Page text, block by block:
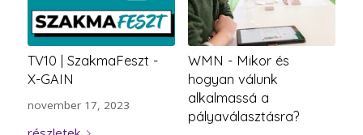
TV10 | SzakmaFeszt -
X-GAIN
november 17, 2023
WMN - Mikor és
hogyan válunk
alkalmassá a
pályaválasztásra?